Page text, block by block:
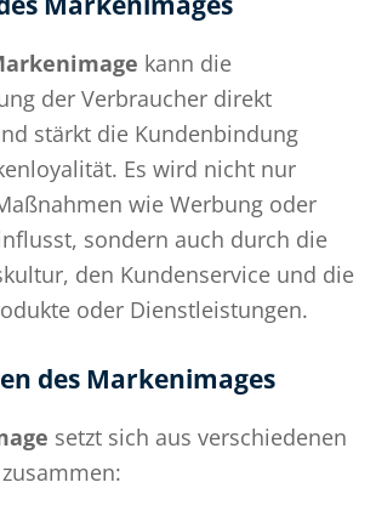
kann die
der Verbraucher direkt
stärkt die Kundenbindung
Es wird nicht nur
wie Werbung oder
sondern auch durch die
den Kundenservice und die
oder Dienstleistungen.
des Markenimages
setzt sich aus verschiedenen